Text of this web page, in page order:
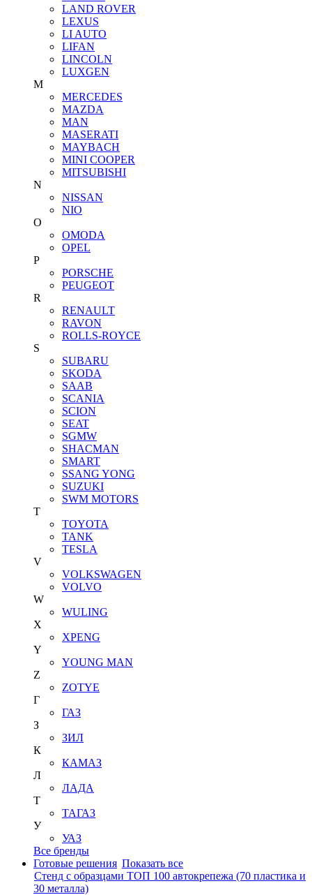
LAND ROVER
LEXUS
LI AUTO
LIFAN
LINCOLN
LUXGEN
M
MERCEDES
MAZDA
MAN
MASERATI
MAYBACH
MINI COOPER
MITSUBISHI
N
NISSAN
NIO
O
OMODA
OPEL
P
PORSCHE
PEUGEOT
R
RENAULT
RAVON
ROLLS-ROYCE
S
SUBARU
SKODA
SAAB
SCANIA
SCION
SEAT
SGMW
SHACMAN
SMART
SSANG YONG
SUZUKI
SWM MOTORS
T
TOYOTA
TANK
TESLA
V
VOLKSWAGEN
VOLVO
W
WULING
X
XPENG
Y
YOUNG MAN
Z
ZOTYE
Г
ГАЗ
З
ЗИЛ
К
КАМАЗ
Л
ЛАДА
Т
ТАГАЗ
У
УАЗ
Все бренды
Готовые решения Показать все
Стенд с образцами ТОП 100 автокрепежа (70 пластика и
30 металла)